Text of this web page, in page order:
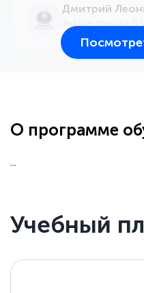
Дмитрий
большое
О программе
...
Учебный